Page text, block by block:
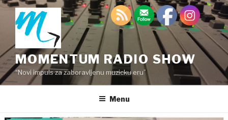
Skip
content
MOMENTUM RADIO SHOW
“Novi impuls za zaboravljenu muzicku eru”
Menu